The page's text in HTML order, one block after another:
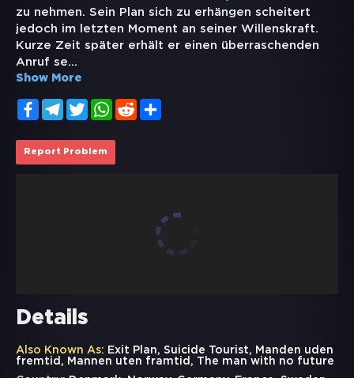
zu nehmen. Sein Plan sich zu erhängen scheitert
jedoch im letzten Moment an seiner Willenskraft.
Kurze Zeit später erhält er einen überraschenden
Anruf se...
Show More
FacebookTelegramTwitterWhatsApp
Reddit
Report Problem
Details
Also Known As: Exit Plan, Suicide Tourist, Manden uden
fremtid, Mannen uten framtid, The man with no future